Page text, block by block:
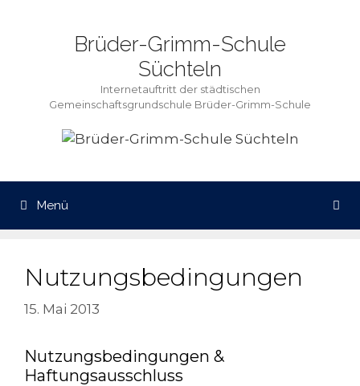
Brüder-Grimm-Schule
Süchteln
Internetauftritt der städtischen
Gemeinschaftsgrundschule Brüder-Grimm-Schule
Menü
Nutzungsbedingungen
15. Mai 2013
Nutzungsbedingungen &
Haftungsausschluss